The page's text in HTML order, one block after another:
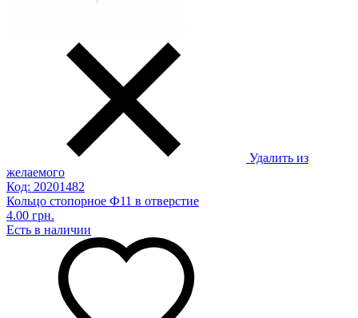
Удалить из
желаемого
Код: 20201482
Кольцо стопорное Ф11 в отверстие
4.00 грн.
Есть в наличии